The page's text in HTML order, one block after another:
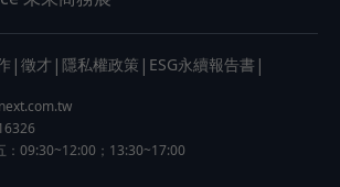
| 徵才 | 隱私權政策 | ESG永續報告書 |
：09:30~12:00；13:30~17:00